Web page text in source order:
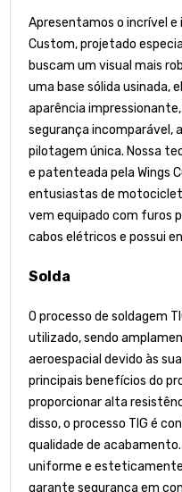
Apresentamos o incrível e
Custom, projetado
buscam um visual mais
uma base sólida usinada,
aparência
segurança incomparável,
pilotagem única. Nossa
e patenteada pela Wings
entusiastas de
vem equipado com furos
cabos elétricos e possui
Solda
O processo de soldagem
utilizado, sendo
aeroespacial devido às
principais benefícios do
proporcionar alta
disso, o processo TIG é
qualidade de
uniforme e esteticamente
garante segurança em